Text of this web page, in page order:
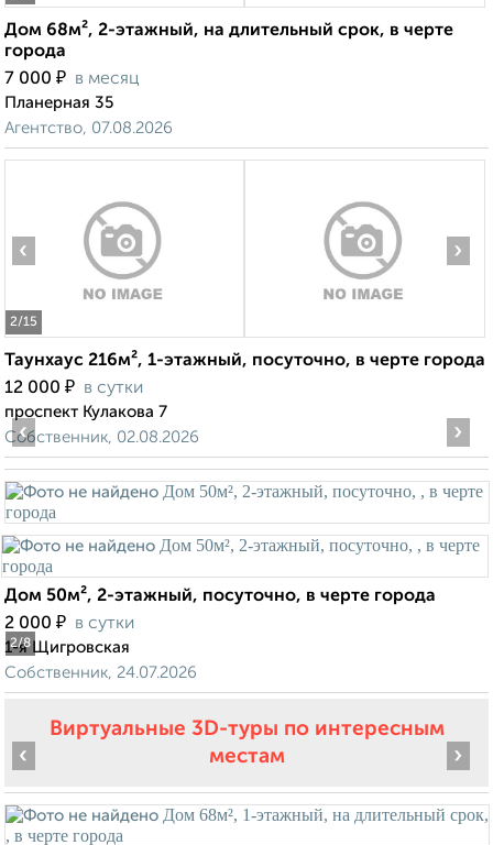
Дом 68м², 2-этажный, на длительный срок, в черте
города
7 000 ₽ в месяц
Планерная 35
Агентство, 07.08.2026
2/15
‹ ›
Таунхаус 216м², 1-этажный, посуточно, в черте города
12 000 ₽ в сутки
проспект Кулакова 7
Собственник, 02.08.2026
2/8
‹ ›
Дом 50м², 2-этажный, посуточно, в черте города
2 000 ₽ в сутки
1-я Щигровская
Собственник, 24.07.2026
Виртуальные 3D-туры по интересным
местам
‹ ›